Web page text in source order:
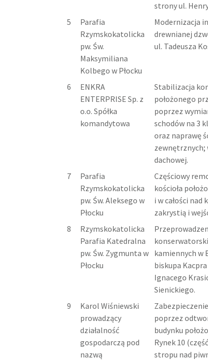
strony ul.
5
Parafia
Rzymskokatolicka
pw. Św.
Maksymiliana
Kolbego w Płocku
Modernizacja
drewnianej
ul. Tadeusza
6
ENKRA
ENTERPRISE Sp. z
o.o. Spółka
komandytowa
Stabilizacja
położonego
poprzez
schodów na 3
oraz naprawę
zewnętrznych;
dachowej.
7
Parafia
Rzymskokatolicka
pw. Św. Aleksego w
Płocku
Częściowy
kościoła
i w całości nad
zakrystią i
8
Rzymskokatolicka
Parafia Katedralna
pw. Św. Zygmunta w
Płocku
kamiennych w
biskupa
Ignacego
Sienickiego.
9
Karol Wiśniewski
prowadzący
działalność
gospodarczą pod
nazwą
poprzez
budynku
Rynek 10
stropu nad